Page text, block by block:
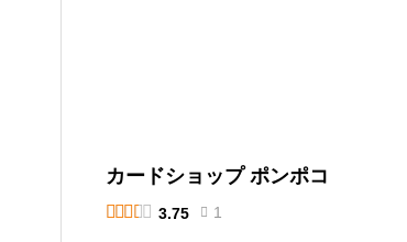
カードショップ ポンポコ
 3.75  1